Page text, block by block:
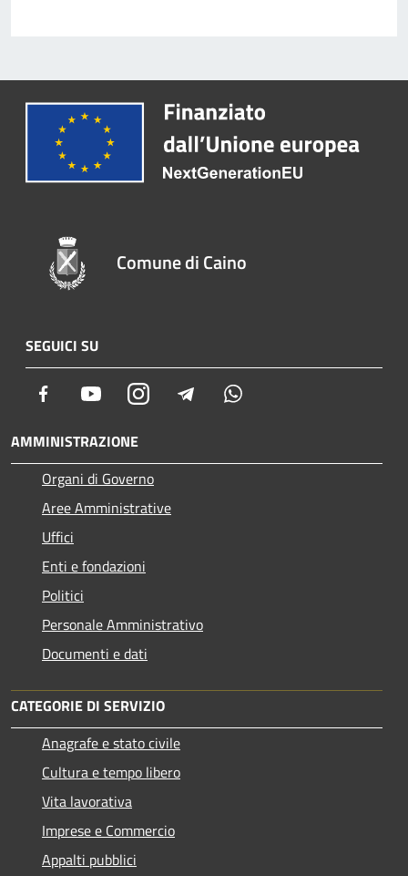
Comune di Caino
SEGUICI SU
Facebook YoutubeInstagram Telegram
AMMINISTRAZIONE
Organi di Governo
Aree Amministrative
Uffici
Enti e fondazioni
Politici
Personale Amministrativo
Documenti e dati
CATEGORIE DI SERVIZIO
Anagrafe e stato civile
Cultura e tempo libero
Vita lavorativa
Imprese e Commercio
Appalti pubblici